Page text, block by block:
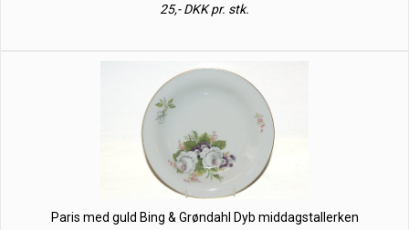
25,- DKK pr. stk.
Paris med guld Bing & Grøndahl Dyb middagstallerken